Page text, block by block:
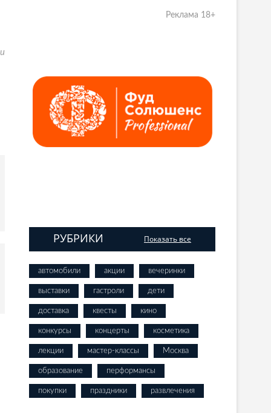
Реклама 18+
РУБРИКИ Показать все
автомобили акции вечеринки
выставки гастроли дети
доставка квесты кино
конкурсы концерты косметика
лекции мастер-классы Москва
образование перформансы
покупки праздники развлечения